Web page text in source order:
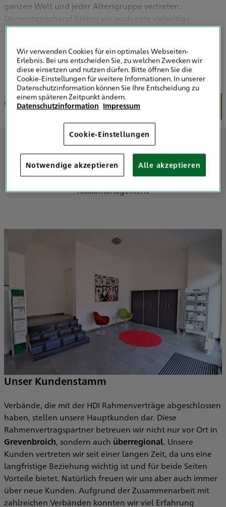
ganzen Welt und jeder Altersgruppe vertreten.
Dementsprechend bieten wir auch eine vielseitige
Produktpalette an, die mit Sicherheit auch für Sie das
Mehr zeigen
Wir über uns Unser Team Unsere Schwerpunkte
Wir über uns
Wir sind Ihre Spezialisten für Versicherung, Vorsorge und
Risikomanagement
Unser Kundenstamm
Verbände, die mit der HDI Rahmenverträge abgeschlossen
haben, stellen unsere Hauptkunden dar. Diese
Rahmenvertragspartner betreuen wir nicht nur vor Ort in
Grevenbroich, sondern auch überregional. Unsere
Kunden vertreten wir seit einer langen Zeit, da uns eine
langfristige Beziehung wichtig ist und für beide Seiten
Vorteile bietet. Natürlich freuen wir uns aber auch immer
über neue Kunden. Aufgrund der Zusammenarbeit mit
zahlreichen Verbänden konnten wir viel Erfahrung
Wir verwenden Cookies für ein optimales Webseiten-
Erlebnis. Bei uns entscheiden Sie, zu welchen Zwecken wir
diese einsetzen und nutzen dürfen. Bitte öffnen Sie die
Cookie-Einstellungen für weitere Informationen. In unserer
Datenschutzinformation können Sie Ihre Entscheidung zu
einem späteren Zeitpunkt ändern.
Datenschutzinformation Impressum
Cookie-Einstellungen
Notwendige akzeptieren Alle akzeptieren